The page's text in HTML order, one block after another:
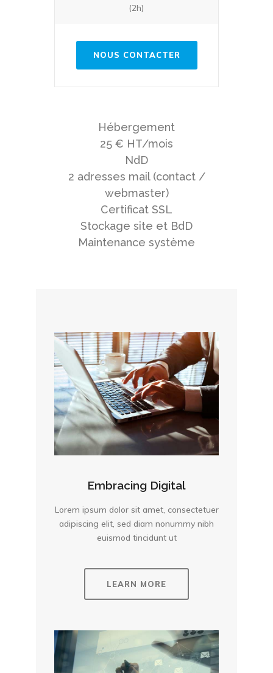
(2h)
NOUS CONTACTER
Hébergement
25 € HT/mois
NdD
2 adresses mail (contact /
webmaster)
Certificat SSL
Stockage site et BdD
Maintenance système
Embracing Digital
Lorem ipsum dolor sit amet, consectetuer
adipiscing elit, sed diam nonummy nibh
euismod tincidunt ut
LEARN MORE